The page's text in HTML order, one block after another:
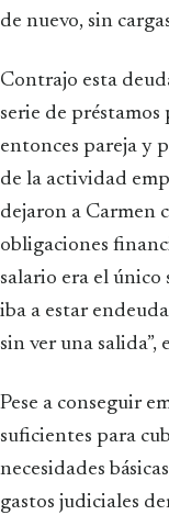
de nuevo, sin
Contrajo esta
serie de préstamos
entonces pareja y
de la actividad
dejaron a Carmen
obligaciones
salario era el único
iba a estar
sin ver una salida”,
Pese a conseguir
suficientes para
necesidades
gastos judiciales